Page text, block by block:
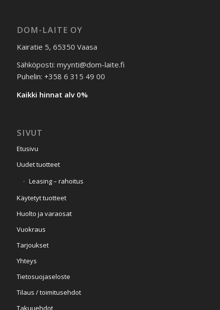
DOM-LAITE OY
Kairatie 5, 65350 Vaasa
Sähköposti: myynti@dom-laite.fi
Puhelin: +358 6 315 49 00
Kaikki hinnat alv 0%
SIVUT
Etusivu
Uudet tuotteet
Leasing – rahoitus
Käytetyt tuotteet
Huolto ja varaosat
Vuokraus
Tarjoukset
Yhteys
Tietosuojaseloste
Tilaus / toimitusehdot
Takuuehdot